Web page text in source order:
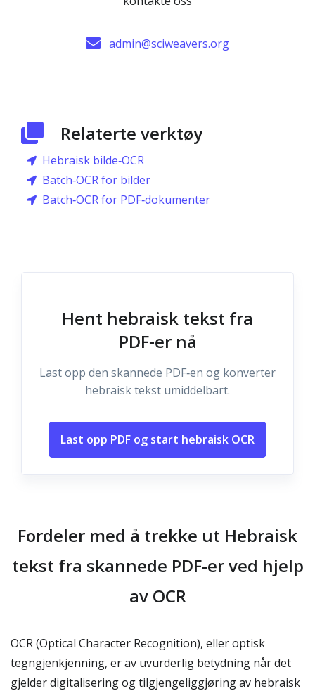
admin@sciweavers.org
Relaterte verktøy
Hebraisk bilde‑OCR
Batch‑OCR for bilder
Batch‑OCR for PDF‑dokumenter
Hent hebraisk tekst fra
PDF‑er nå
Last opp den skannede PDF‑en og konverter
hebraisk tekst umiddelbart.
Last opp PDF og start hebraisk OCR
Fordeler med å trekke ut Hebraisk
tekst fra skannede PDF-er ved hjelp
av OCR
OCR (Optical Character Recognition), eller optisk
tegngjenkjenning, er av uvurderlig betydning når det
gjelder digitalisering og tilgjengeliggjøring av hebraisk